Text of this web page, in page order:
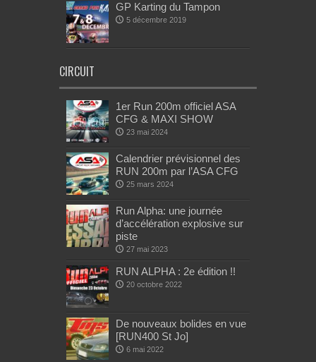
GP Karting du Tampon
5 décembre 2019
CIRCUIT
1er Run 200m officiel ASA
CFG & MAXI SHOW
23 mai 2024
Calendrier prévisionnel des
RUN 200m par l’ASA CFG
25 mars 2024
Run Alpha: une journée
d’accélération explosive sur
piste
27 mai 2023
RUN ALPHA : 2e édition !!
20 octobre 2022
De nouveaux bolides en vue
[RUN400 St Jo]
6 mai 2022